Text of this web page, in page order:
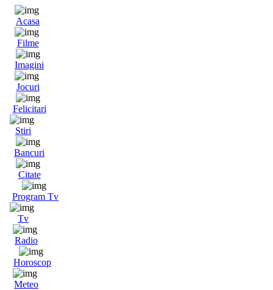
Acasa
Filme
Imagini
Jocuri
Felicitari
Stiri
Bancuri
Citate
Program Tv
Tv
Radio
Horoscop
Meteo